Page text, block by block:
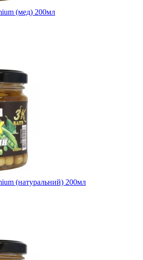
(мед) 200мл
(натуральний) 200мл